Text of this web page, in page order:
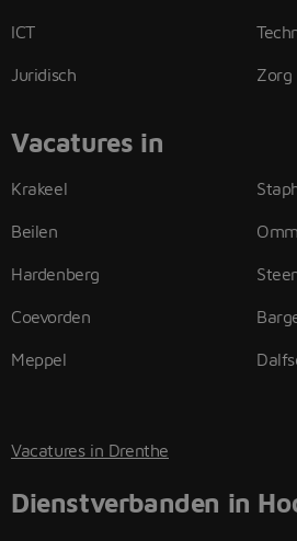
ICT
Juridisch Zorg
Vacatures in
Krakeel
Beilen
Hardenberg
Coevorden
Meppel
Vacatures in Drenthe
Dienstverbanden in